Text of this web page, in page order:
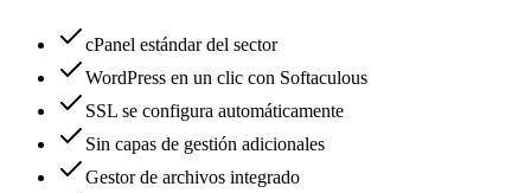
cPanel estándar del sector
WordPress en un clic con Softaculous
SSL se configura automáticamente
Sin capas de gestión adicionales
Gestor de archivos integrado